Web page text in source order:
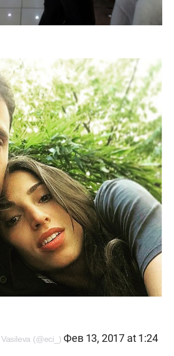
(@eci_) Фев 13, 2017 at 1:24